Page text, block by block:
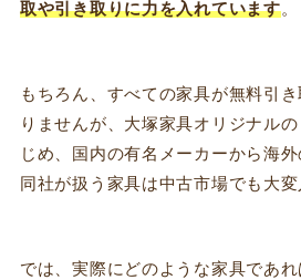
取や引き取りに力を入れています。
もちろん、すべての家具が無料引
りませんが、大塚家具オリジナル
じめ、国内の有名メーカーから海外
同社が扱う家具は中古市場でも大変
では、実際にどのような家具であ